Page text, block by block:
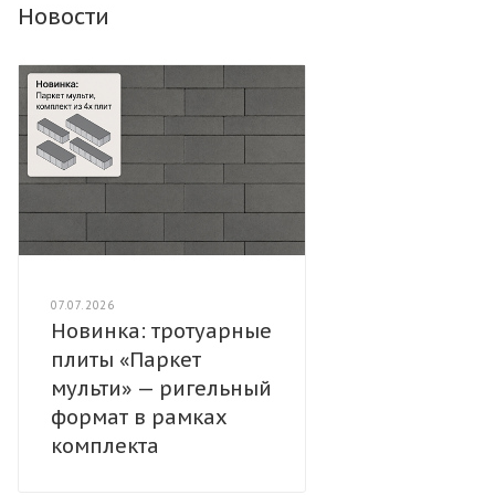
Новости
07.07.2026
Новинка: тротуарные
плиты «Паркет
мульти» — ригельный
формат в рамках
комплекта